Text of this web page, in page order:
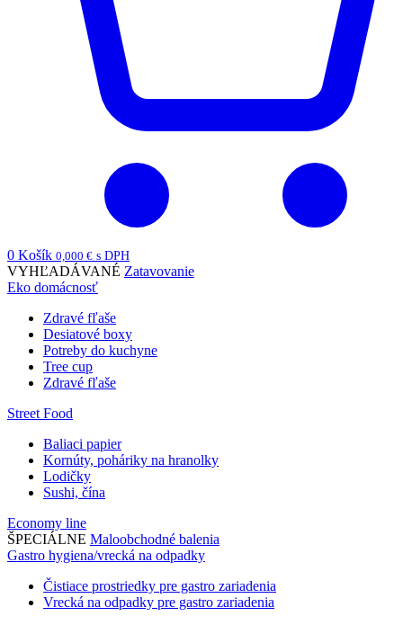
0 Košík 0,000 € s DPH
VYHĽADÁVANÉ Zatavovanie
Eko domácnosť
Zdravé fľaše
Desiatové boxy
Potreby do kuchyne
Tree cup
Zdravé fľaše
Street Food
Baliaci papier
Kornúty, poháriky na hranolky
Lodičky
Sushi, čína
Economy line
ŠPECIÁLNE Maloobchodné balenia
Gastro hygiena/vrecká na odpadky
Čistiace prostriedky pre gastro zariadenia
Vrecká na odpadky pre gastro zariadenia